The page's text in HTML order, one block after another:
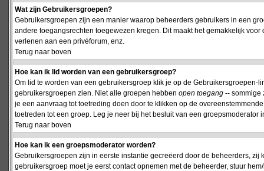
Wat zijn Gebruikersgroepen?
Gebruikersgroepen zijn een manier waarop beheerders gebruikers in een
andere toegangsrechten toegewezen kregen. Dit maakt het gemakkelijk
verlenen aan een privéforum, enz.
Terug naar boven
Hoe kan ik lid worden van een gebruikersgroep?
Om lid te worden van een gebruikersgroep klik je op de
gebruikersgroepen zien. Niet alle groepen hebben open toegang -- sommige
je een aanvraag tot toetreding doen door te klikken op de
toetreden tot een groep. Leg je neer bij het besluit van een
Terug naar boven
Hoe kan ik een groepsmoderator worden?
Gebruikersgroepen zijn in eerste instantie gecreëerd door de beheerders,
gebruikersgroep moet je eerst contact opnemen met de beheerder, stuur